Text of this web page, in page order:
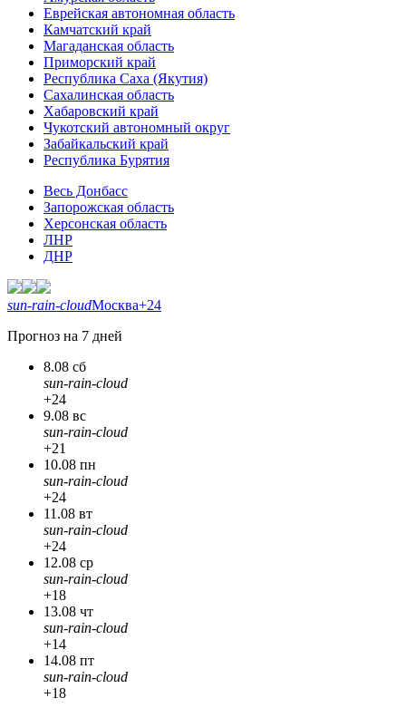
Еврейская автономная область
Камчатский край
Магаданская область
Приморский край
Республика Саха (Якутия)
Сахалинская область
Хабаровский край
Чукотский автономный округ
Забайкальский край
Республика Бурятия
Весь Донбасс
Запорожская область
Херсонская область
ЛНР
ДНР
sun-rain-cloudМосква+24
Прогноз на 7 дней
8.08 сб
sun-rain-cloud
+24
9.08 вс
sun-rain-cloud
+21
10.08 пн
sun-rain-cloud
+24
11.08 вт
sun-rain-cloud
+24
12.08 ср
sun-rain-cloud
+18
13.08 чт
sun-rain-cloud
+14
14.08 пт
sun-rain-cloud
+18